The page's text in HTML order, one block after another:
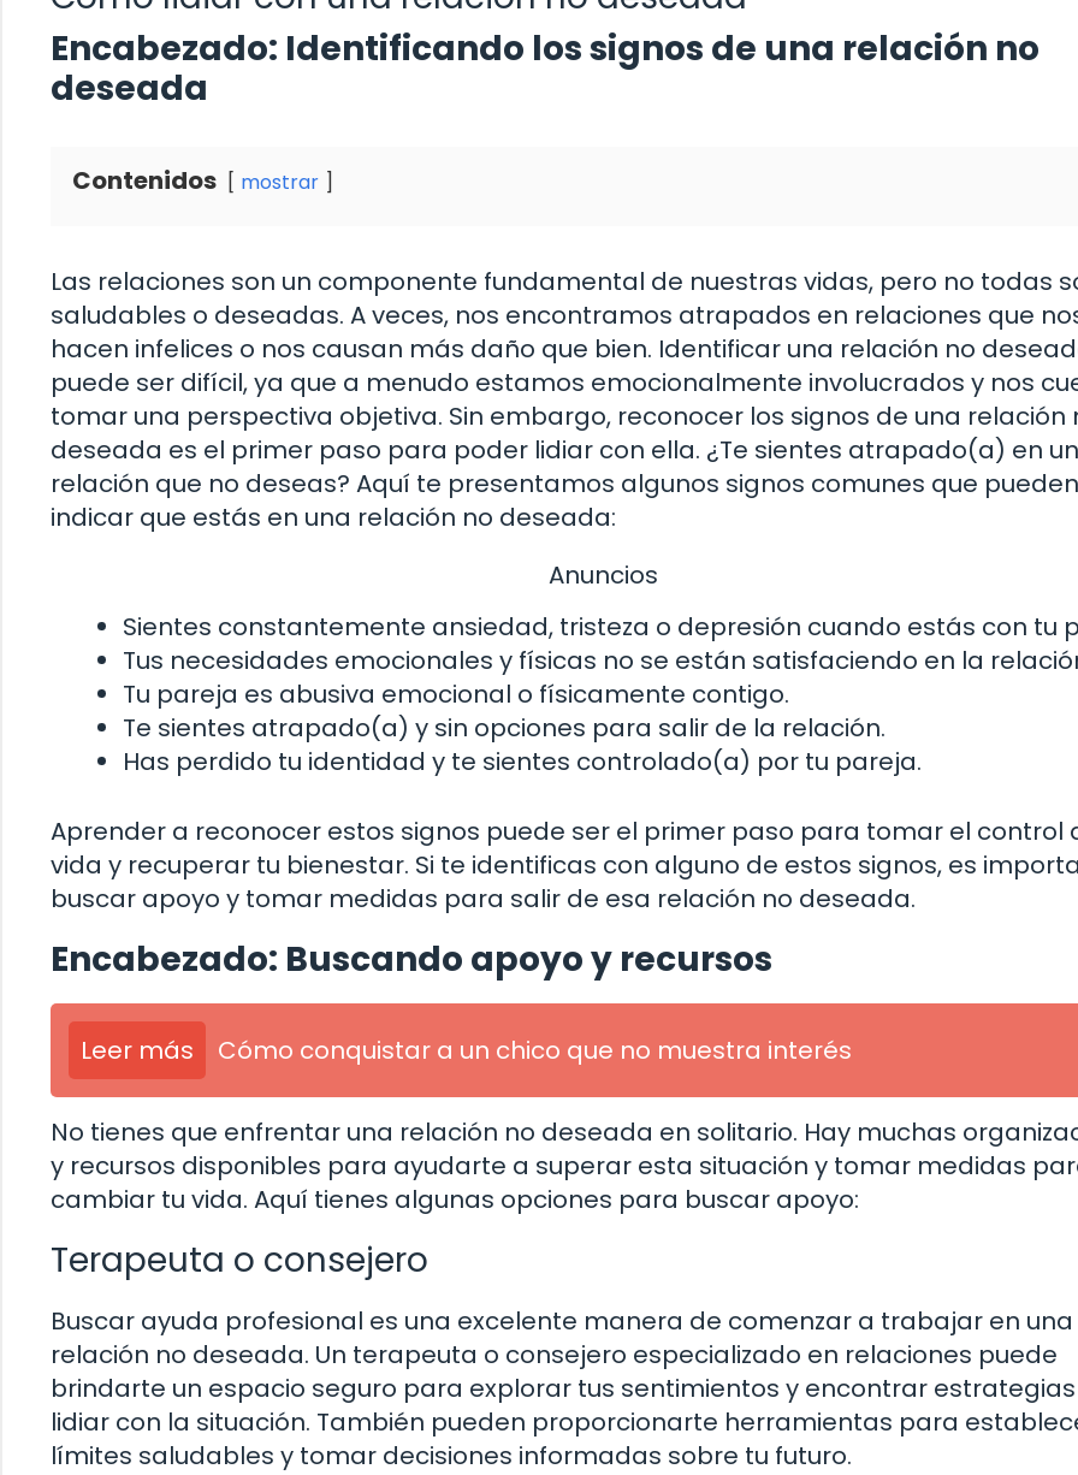
Encabezado: Identificando los signos de una relación no
deseada
Contenidos mostrar
Las relaciones son un componente fundamental de nuestras vidas, pero no todas
saludables o deseadas. A veces, nos encontramos atrapados en relaciones que
hacen infelices o nos causan más daño que bien. Identificar una relación no
puede ser difícil, ya que a menudo estamos emocionalmente involucrados y nos
tomar una perspectiva objetiva. Sin embargo, reconocer los signos de una relación
deseada es el primer paso para poder lidiar con ella. ¿Te sientes atrapado(a) en
relación que no deseas? Aquí te presentamos algunos signos comunes que pueden
indicar que estás en una relación no deseada:
Anuncios
Sientes constantemente ansiedad, tristeza o depresión cuando estás con tu
Tus necesidades emocionales y físicas no se están satisfaciendo en la
Tu pareja es abusiva emocional o físicamente contigo.
Te sientes atrapado(a) y sin opciones para salir de la relación.
Has perdido tu identidad y te sientes controlado(a) por tu pareja.
Aprender a reconocer estos signos puede ser el primer paso para tomar el control
vida y recuperar tu bienestar. Si te identificas con alguno de estos signos, es
buscar apoyo y tomar medidas para salir de esa relación no deseada.
Encabezado: Buscando apoyo y recursos
Leer más Cómo conquistar a un chico que no muestra interés
No tienes que enfrentar una relación no deseada en solitario. Hay muchas
y recursos disponibles para ayudarte a superar esta situación y tomar medidas
cambiar tu vida. Aquí tienes algunas opciones para buscar apoyo:
Terapeuta o consejero
Buscar ayuda profesional es una excelente manera de comenzar a trabajar en una
relación no deseada. Un terapeuta o consejero especializado en relaciones puede
brindarte un espacio seguro para explorar tus sentimientos y encontrar
lidiar con la situación. También pueden proporcionarte herramientas para
límites saludables y tomar decisiones informadas sobre tu futuro.